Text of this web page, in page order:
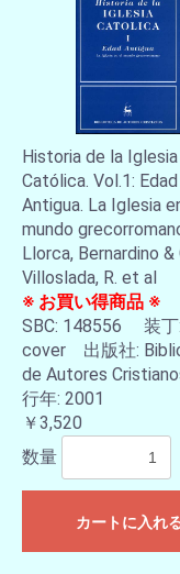
Historia de la Iglesia
Católica. Vol.1: Edad
Antigua. La Iglesia
mundo
Llorca, Bernardino &
Villoslada, R. et al
※ お買い得商品 ※
SBC: 148556 装丁
cover 出版社:
de Autores
行年: 2001
￥3,520
数量
カートに入れ